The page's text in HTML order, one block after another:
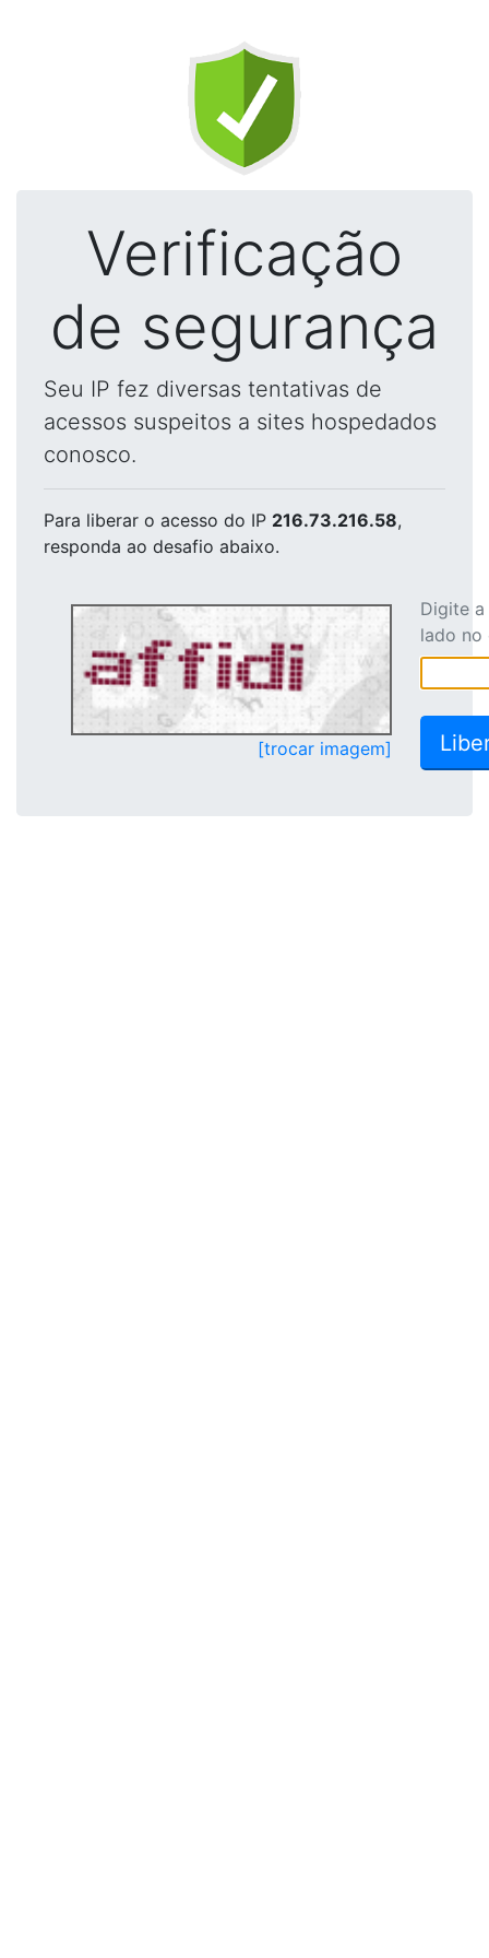
Verificação
de segurança
Seu IP fez diversas tentativas de
acessos suspeitos a sites hospedados
conosco.
Para liberar o acesso do IP 216.73.216.58,
responda ao desafio abaixo.
[trocar imagem]
Digite
lado no